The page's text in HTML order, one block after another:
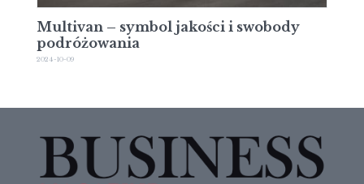
Multivan – symbol jakości i swobody
podróżowania
2024-10-09